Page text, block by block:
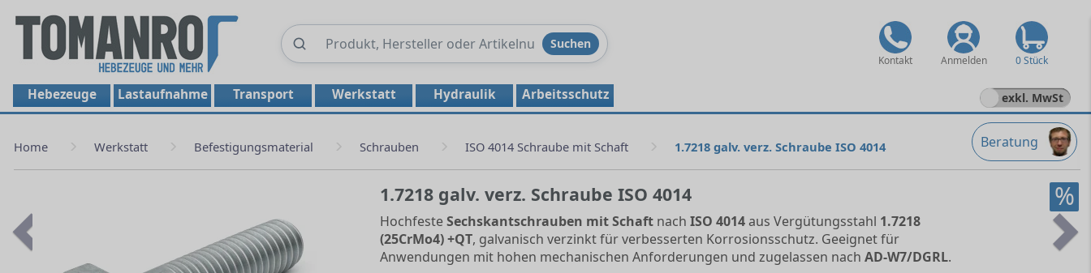
Produkte
Suchen
Kontakt Anmelden 0 Stück
Hebezeuge Lastaufnahme Transport Werkstatt Hydraulik Arbeitsschutz exkl. MwSt
Beratung
Home Werkstatt Befestigungsmaterial Schrauben ISO 4014 Schraube mit Schaft 1.7218 galv. verz. Schraube ISO 4014
%
1.7218 galv. verz. Schraube ISO 4014
HochfesteSechskantschrauben mit Schaftnach ISO 4014aus Vergütungsstahl 1.7218
(25CrMo4) +QT, galvanisch verzinkt für verbesserten Korrosionsschutz. Geeignet für
Anwendungen mit hohen mechanischen Anforderungen und zugelassen nach AD-W7/DGRL.